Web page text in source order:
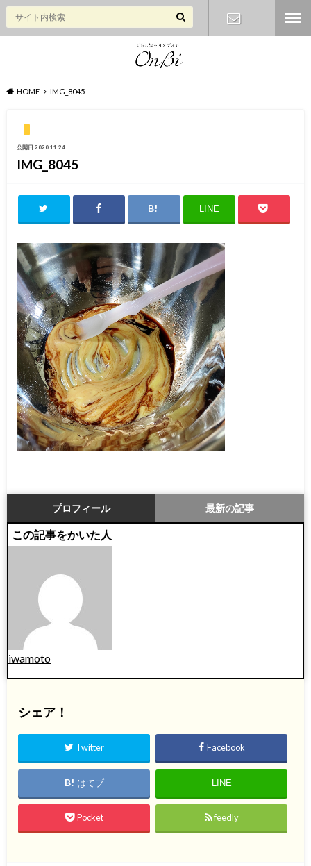
HOME IMG_8045
公開日:2020.11.24
IMG_8045
LINE
プロフィール 最新の記事
この記事をかいた人
iwamoto
シェア！
Twitter Facebook
はてブ LINE
Pocket feedly